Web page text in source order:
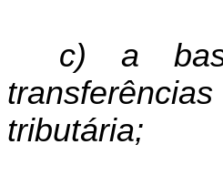
c) a
tributária;